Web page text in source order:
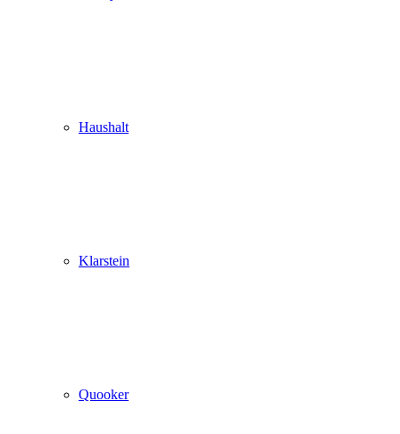
Haushalt
Klarstein
Quooker